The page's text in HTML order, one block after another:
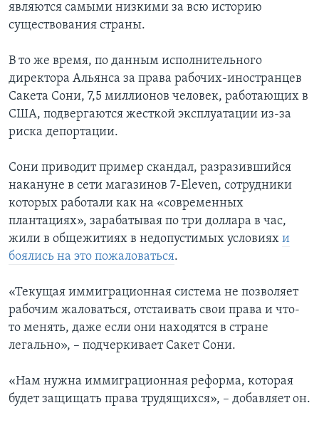
являются самыми низкими за всю историю
существования страны.
В то же время, по данным исполнительного
директора Альянса за права рабочих-иностранцев
Сакета Сони, 7,5 миллионов человек, работающих в
США, подвергаются жесткой эксплуатации из-за
риска депортации.
Сони приводит пример скандал, разразившийся
накануне в сети магазинов 7-Eleven, сотрудники
которых работали как на «современных
плантациях», зарабатывая по три доллара в час,
жили в общежитиях в недопустимых условиях и
боялись на это пожаловаться.
«Текущая иммиграционная система не позволяет
рабочим жаловаться, отстаивать свои права и что-
то менять, даже если они находятся в стране
легально», – подчеркивает Сакет Сони.
«Нам нужна иммиграционная реформа, которая
будет защищать права трудящихся», – добавляет он.